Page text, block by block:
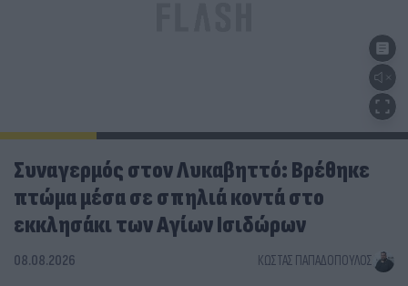
Συναγερμός στον Λυκαβηττό: Βρέθηκε
πτώμα μέσα σε σπηλιά κοντά στο
εκκλησάκι των Αγίων Ισιδώρων
08.08.2026 ΚΏΣΤΑΣ ΠΑΠΑΔΌΠΟΥΛΟΣ